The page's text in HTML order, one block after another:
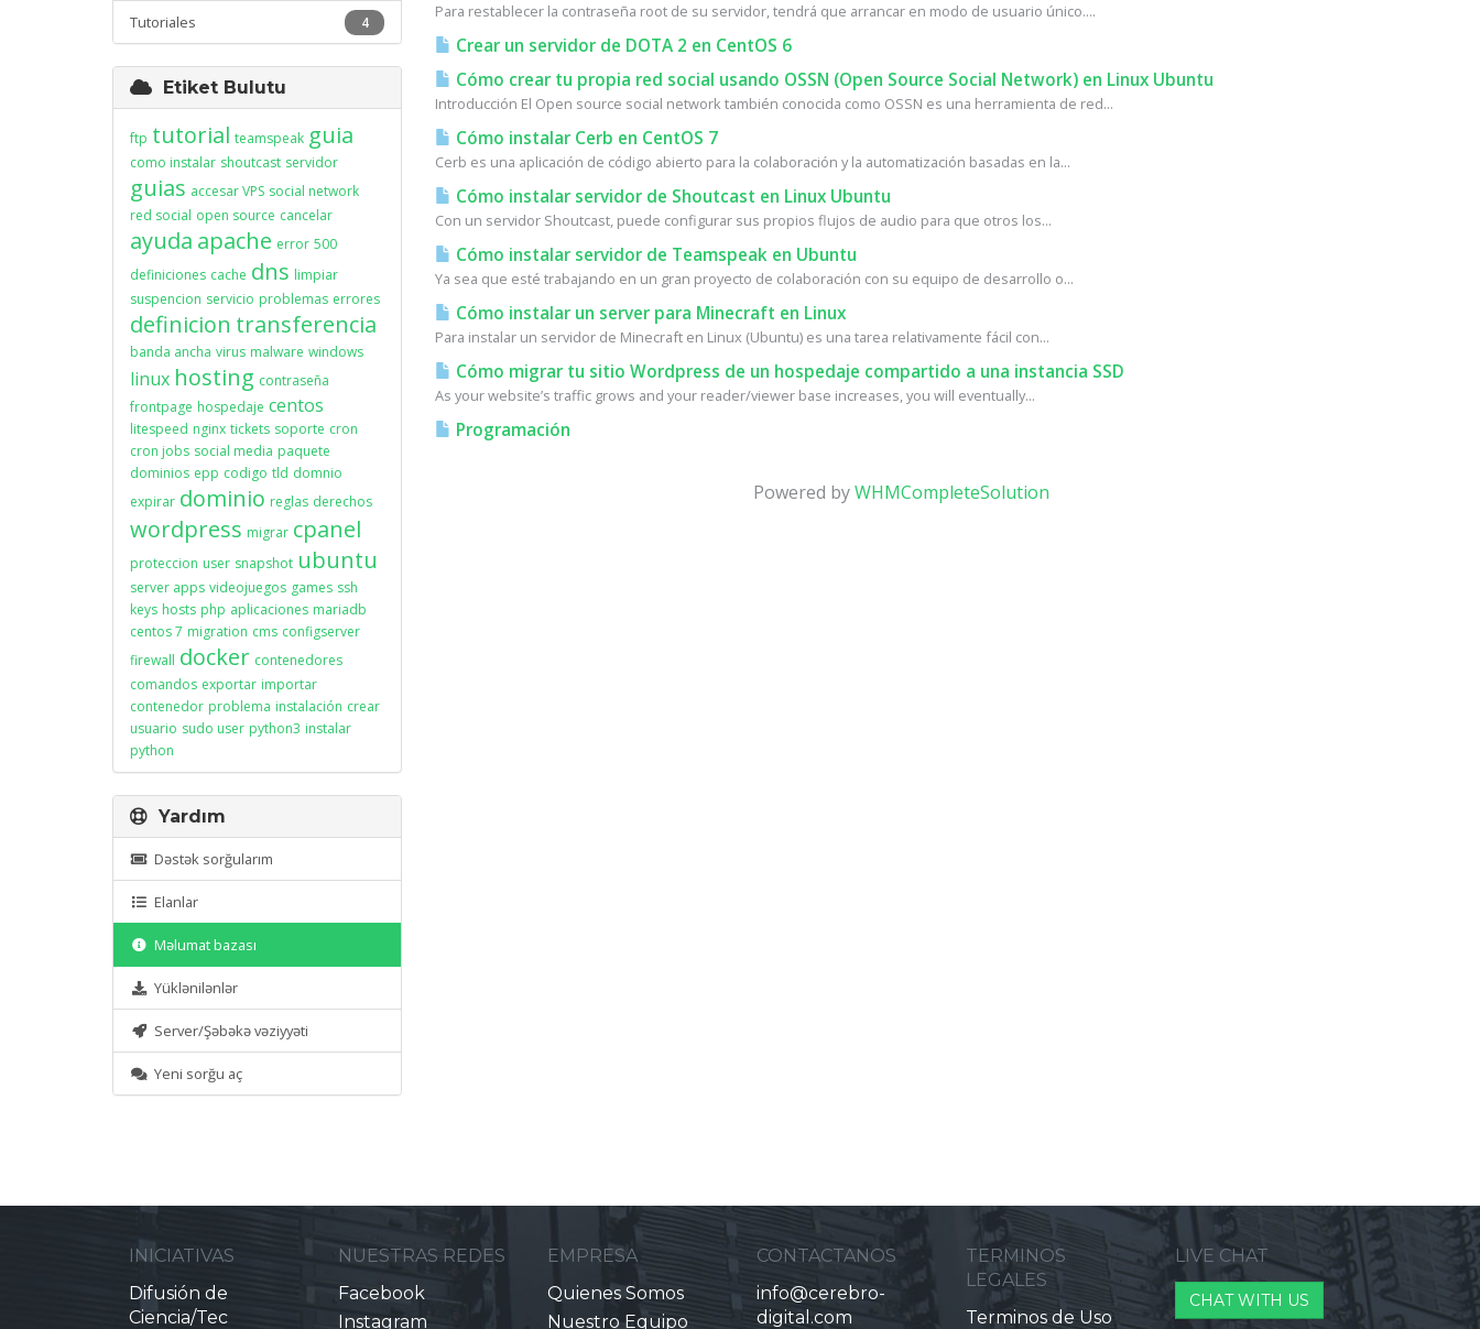
4
Tutoriales
Para restablecer la contraseña root de su servidor, tendrá que arrancar en modo de usuario único....
Crear un servidor de DOTA 2 en CentOS 6
Cómo crear tu propia red social usando OSSN (Open Source Social Network) en Linux Ubuntu
Introducción El Open source social network también conocida como OSSN es una herramienta de red...
Cómo instalar Cerb en CentOS 7
Cerb es una aplicación de código abierto para la colaboración y la automatización basadas en la...
Cómo instalar servidor de Shoutcast en Linux Ubuntu
Con un servidor Shoutcast, puede configurar sus propios flujos de audio para que otros los...
Cómo instalar servidor de Teamspeak en Ubuntu
Ya sea que esté trabajando en un gran proyecto de colaboración con su equipo de desarrollo o...
Cómo instalar un server para Minecraft en Linux
Para instalar un servidor de Minecraft en Linux (Ubuntu) es una tarea relativamente fácil con...
Cómo migrar tu sitio Wordpress de un hospedaje compartido a una instancia SSD
As your website’s traffic grows and your reader/viewer base increases, you will eventually...
Programación
Powered byWHMCompleteSolution
Etiket Bulutu
ftp tutorial teamspeak guia
como instalar shoutcast servidor
guias accesar VPS social network
red social open source cancelar
ayuda apache error 500
definiciones cache dns limpiar
suspencion servicio problemas errores
definicion transferencia
banda ancha virus malware windows
linux hosting contraseña
frontpage hospedaje centos
litespeed nginx tickets soporte cron
cron jobs social media paquete
dominios epp codigo tld domnio
expirar dominio reglas derechos
wordpress migrar cpanel
proteccion user snapshot ubuntu
server apps videojuegos games ssh
keys hosts php aplicaciones mariadb
centos 7 migration cms configserver
firewall docker contenedores
comandos exportar importar
contenedor problema instalación crear
usuario sudo user python3 instalar
python
Yardım
Dəstək sorğularım
Elanlar
Məlumat bazası
Yüklənilənlər
Server/Şəbəkə vəziyyəti
Yeni sorğu aç
INICIATIVAS
Difusión de
Ciencia/Tec
NUESTRAS REDES
Facebook
Instagram
EMPRESA
Quienes Somos
Nuestro Equipo
CONTACTANOS
info@cerebro-
digital.com
TERMINOS
LEGALES
Terminos de Uso
LIVE CHAT
CHAT WITH US